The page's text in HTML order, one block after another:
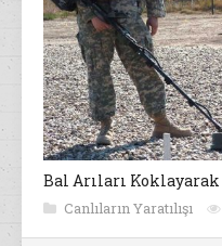
Bal Arıları
Canlıların Yaratılışı